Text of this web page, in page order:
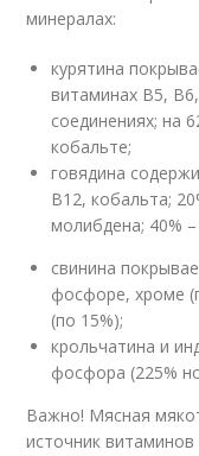
минералах:
курятина
витаминах B5,
соединениях; на
кобальте;
говядина
B12, кобальта;
молибдена; 40%
свинина
фосфоре, хроме
(по 15%);
крольчатина и
фосфора (225%
Важно! Мясная
источник витаминов